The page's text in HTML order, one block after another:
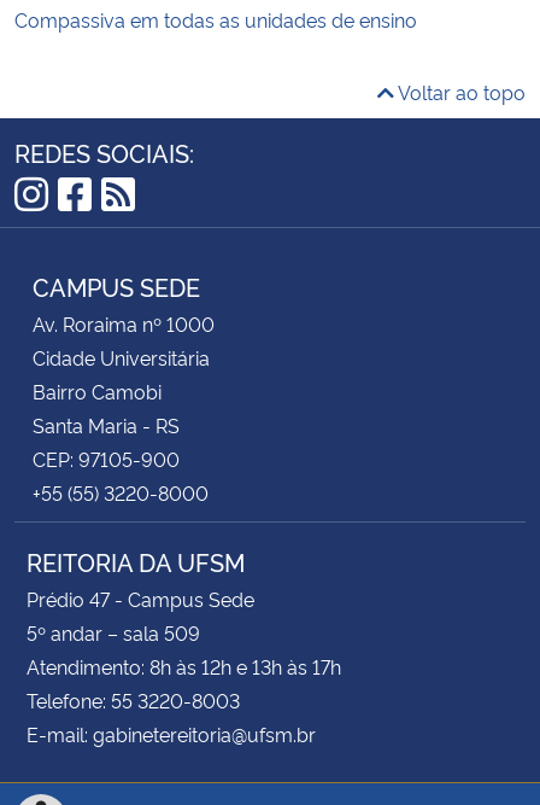
Compassiva em todas as unidades de ensino
Voltar ao topo
REDES SOCIAIS:
Instagram
Facebook
RSS
CAMPUS SEDE
Av. Roraima nº 1000
Cidade Universitária
Bairro Camobi
Santa Maria - RS
CEP: 97105-900
+55 (55) 3220-8000
REITORIA DA UFSM
Prédio 47 - Campus Sede
5º andar – sala 509
Atendimento: 8h às 12h e 13h às 17h
Telefone: 55 3220-8003
E-mail: gabinetereitoria@ufsm.br